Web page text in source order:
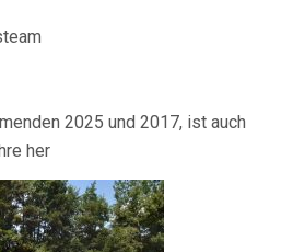
2025 und 2017, ist auch
her